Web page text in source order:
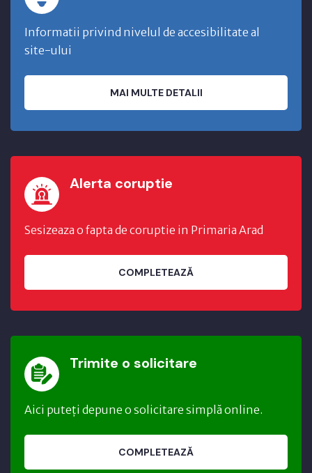
Informatii privind nivelul de accesibilitate al
site-ului
MAI MULTE DETALII
Alerta coruptie
Sesizeaza o fapta de coruptie in Primaria Arad
COMPLETEAZĂ
Trimite o solicitare
Aici puteți depune o solicitare simplă online.
COMPLETEAZĂ